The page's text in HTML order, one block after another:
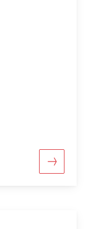
2024 de la
Davantage